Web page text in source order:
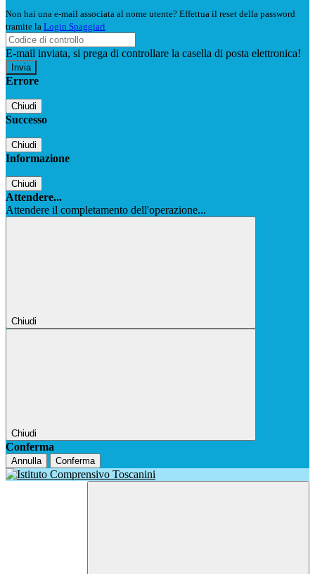
Non hai una e-mail associata al nome utente? Effettua il reset della password
tramite la Login Spaggiari
E-mail inviata, si prega di controllare la casella di posta elettronica!
Errore
Chiudi
Successo
Chiudi
Informazione
Chiudi
Attendere...
Attendere il completamento dell'operazione...
Chiudi
Chiudi
Conferma
Annulla Conferma